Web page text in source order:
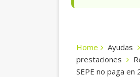
Home Ayudas
prestaciones
SEPE no paga